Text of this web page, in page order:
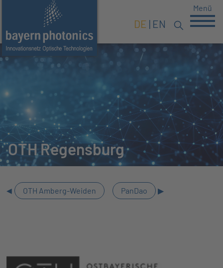
DE EN
Menü
OTH Regensburg
OTH Amberg-Weiden PanDao